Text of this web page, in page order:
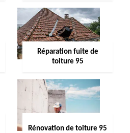
Réparation fuite de
toiture 95
Rénovation de toiture 95